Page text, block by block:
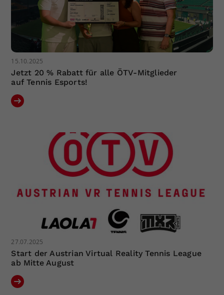
15.10.2025
Jetzt 20 % Rabatt für alle ÖTV-Mitglieder
auf Tennis Esports!
27.07.2025
Start der Austrian Virtual Reality Tennis League
ab Mitte August